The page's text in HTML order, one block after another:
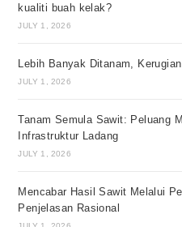
kualiti buah kelak?
JULY 1, 2026
Lebih Banyak Ditanam,
JULY 1, 2026
Tanam Semula Sawit: Peluang
Infrastruktur Ladang
JULY 1, 2026
Mencabar Hasil Sawit Melalui
Penjelasan Rasional